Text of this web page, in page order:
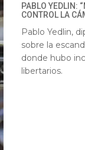
PABLO YEDLIN:
CONTROL LA
Pablo Yedlin,
sobre la
donde hubo
libertarios.